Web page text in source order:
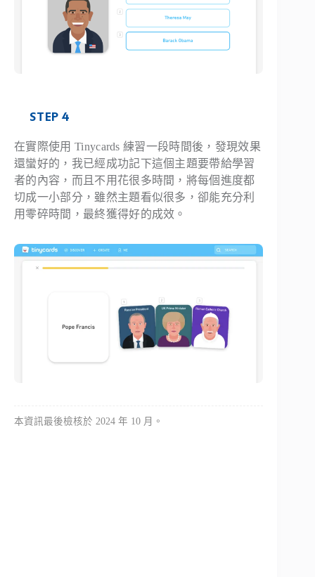
STEP 4
在實際使用 Tinycards 練習一段時間後，發現效果
還蠻好的，我已經成功記下這個主題要帶給學習
者的內容，而且不用花很多時間，將每個進度都
切成一小部分，雖然主題看似很多，卻能充分利
用零碎時間，最終獲得好的成效。
本資訊最後檢核於 2024 年 10 月。